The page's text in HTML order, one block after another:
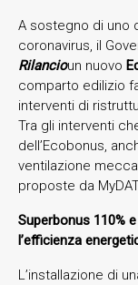
A sostegno di uno
coronavirus, il
Rilancioun nuovo
comparto edilizio
interventi di
Tra gli interventi
dell’Ecobonus,
ventilazione
proposte da
Superbonus 110%
l’efficienza
L’installazione di